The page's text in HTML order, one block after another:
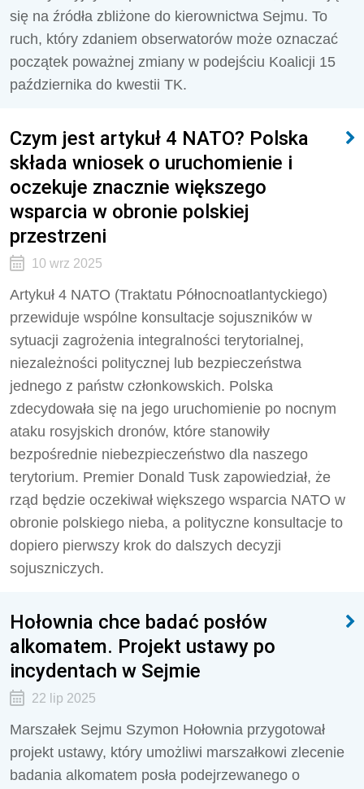
się na źródła zbliżone do kierownictwa Sejmu. To
ruch, który zdaniem obserwatorów może oznaczać
początek poważnej zmiany w podejściu Koalicji 15
października do kwestii TK.
Czym jest artykuł 4 NATO? Polska
składa wniosek o uruchomienie i
oczekuje znacznie większego
wsparcia w obronie polskiej
przestrzeni
10 wrz 2025
Artykuł 4 NATO (Traktatu Północnoatlantyckiego)
przewiduje wspólne konsultacje sojuszników w
sytuacji zagrożenia integralności terytorialnej,
niezależności politycznej lub bezpieczeństwa
jednego z państw członkowskich. Polska
zdecydowała się na jego uruchomienie po nocnym
ataku rosyjskich dronów, które stanowiły
bezpośrednie niebezpieczeństwo dla naszego
terytorium. Premier Donald Tusk zapowiedział, że
rząd będzie oczekiwał większego wsparcia NATO w
obronie polskiego nieba, a polityczne konsultacje to
dopiero pierwszy krok do dalszych decyzji
sojuszniczych.
Hołownia chce badać posłów
alkomatem. Projekt ustawy po
incydentach w Sejmie
22 lip 2025
Marszałek Sejmu Szymon Hołownia przygotował
projekt ustawy, który umożliwi marszałkowi zlecenie
badania alkomatem posła podejrzewanego o